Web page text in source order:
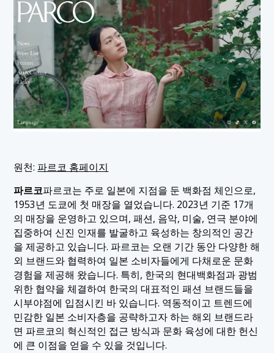
원천: 파르코 홈페이지
파르코파르코는 주로 일본에 지점을 둔 백화점 체인으로,
1953년 도쿄에 첫 매장을 열었습니다. 2023년 기준 17개
의 매장을 운영하고 있으며, 패션, 음악, 미술, 연극 분야에
집중하여 신진 인재를 발굴하고 육성하는 창의적인 공간
을 제공하고 있습니다. 파르코는 오랜 기간 동안 다양한 해
외 브랜드와 협력하여 일본 소비자들에게 다채로운 문화
경험을 제공해 왔습니다. 특히, 한국의 현대백화점과 광범
위한 협약을 체결하여 한국의 대표적인 패션 브랜드들을
시부야점에 입점시킨 바 있습니다. 역동적이고 트렌드에
민감한 일본 소비자층을 공략하고자 하는 해외 브랜드라
면 파르코의 혁신적인 접근 방식과 문화 육성에 대한 헌신
에 큰 이점을 얻을 수 있을 것입니다.